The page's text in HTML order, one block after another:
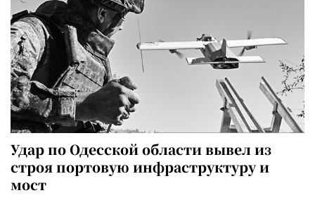
Удар по Одесской области вывел из
строя портовую инфраструктуру и
мост